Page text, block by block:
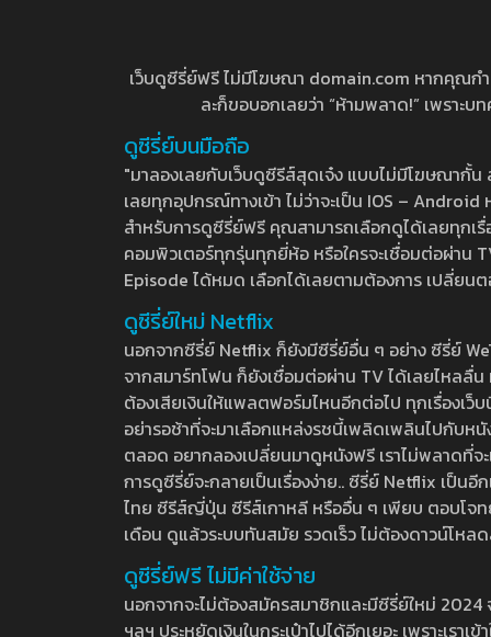
เว็บดูซีรี่ย์ฟรี ไม่มีโฆษณา domain.com หากคุณก
ละก็ขอบอกเลยว่า “ห้ามพลาด!” เพราะ
ดูซีรี่ย์บนมือถือ
"มาลองเลยกับเว็บดูซีรีส์สุดเจ๋ง แบบไม่มีโฆษณากั้
เลยทุกอุปกรณ์ทางเข้า ไม่ว่าจะเป็น IOS –
สำหรับการดูซีรี่ย์ฟรี คุณสามารถเลือกดูได้เลยทุกเ
คอมพิวเตอร์ทุกรุ่นทุกยี่ห้อ หรือใครจะเชื่อมต่อผ่าน
Episode ได้หมด เลือกได้เลยตามต้องการ เปลี่ยน
ดูซีรี่ย์ใหม่ Netflix
นอกจากซีรี่ย์ Netflix ก็ยังมีซีรี่ย์อื่น ๆ อย่าง ซีรี่ย์
จากสมาร์ทโฟน ก็ยังเชื่อมต่อผ่าน TV ได้เลยไหลลื่
ต้องเสียเงินให้แพลตฟอร์มไหนอีกต่อไป ทุกเรื่องเว็
อย่ารอช้าที่จะมาเลือกแหล่งรชนี้เพลิดเพลินไปกับห
ตลอด อยากลองเปลี่ยนมาดูหนังฟรี เราไม่พลาดที่
การดูซีรี่ย์จะกลายเป็นเรื่องง่าย.. ซีรี่ย์ Netflix เป็น
ไทย ซีรีส์ญี่ปุ่น ซีรีส์เกาหลี หรืออื่น ๆ เพียบ ตอบโจท
เดือน ดูแล้วระบบทันสมัย รวดเร็ว ไม่ต้องดาวน์โห
ดูซีรี่ย์ฟรี ไม่มีค่าใช้จ่าย
นอกจากจะไม่ต้องสมัครสมาชิกและมีซีรี่ย์ใหม่
ฯลฯ ประหยัดเงินในกระเป๋าไปได้อีกเยอะ เพราะเร